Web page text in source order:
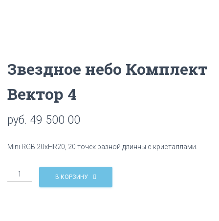
Звездное небо Комплект
Вектор 4
руб. 49 500 00
Mini RGB 20хHR20, 20 точек разной длинны с кристаллами.
Количество
Звездное
В КОРЗИНУ